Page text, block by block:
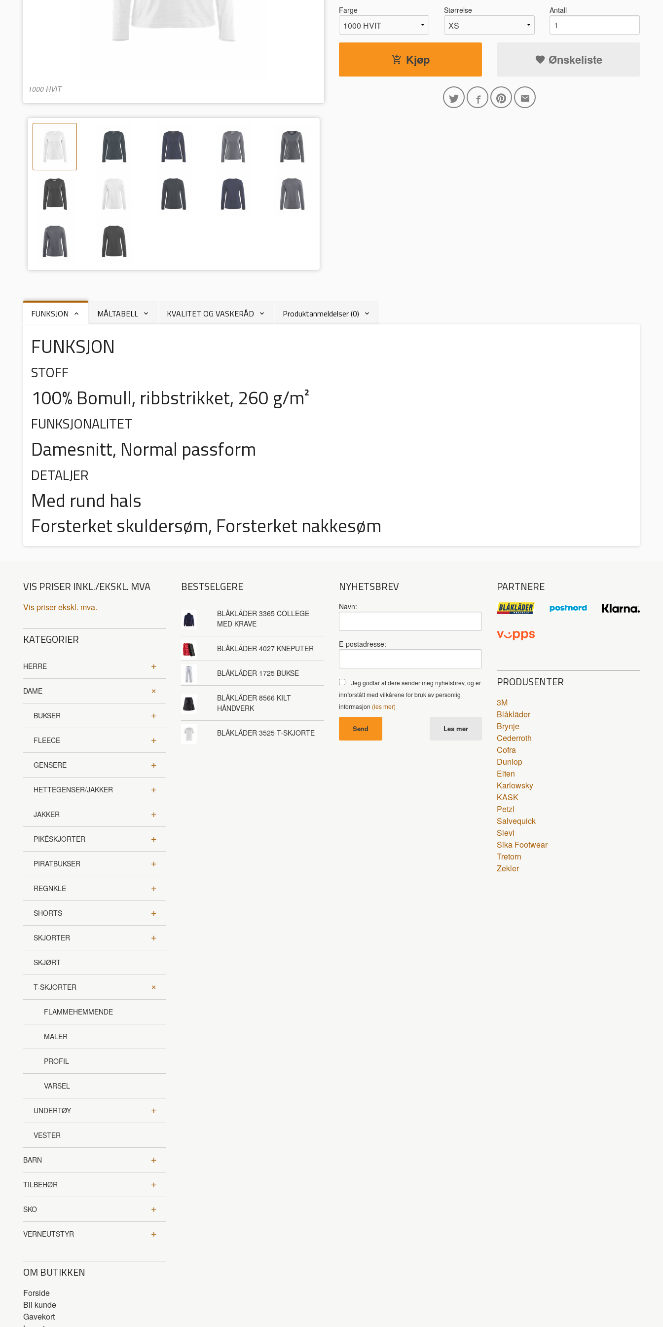
1000 HVIT
Farge Størrelse Antall
Kjøp Ønskeliste
FUNKSJON MÅLTABELL KVALITET OG VASKERÅD Produktanmeldelser (0)
FUNKSJON
STOFF
100% Bomull, ribbstrikket, 260 g/m²
FUNKSJONALITET
Damesnitt, Normal passform
DETALJER
Med rund hals
Forsterket skuldersøm, Forsterket nakkesøm
VIS PRISER INKL./EKSKL. MVA
Vis priser ekskl. mva.
KATEGORIER
HERRE
DAME
BUKSER
FLEECE
GENSERE
HETTEGENSER/JAKKER
JAKKER
PIKÉSKJORTER
PIRATBUKSER
REGNKLE
SHORTS
SKJORTER
SKJØRT
T-SKJORTER
FLAMMEHEMMENDE
MALER
PROFIL
VARSEL
UNDERTØY
VESTER
BARN
TILBEHØR
SKO
VERNEUTSTYR
OM BUTIKKEN
Forside
Bli kunde
Gavekort
BESTSELGERE
BLÅKLÄDER 3365 COLLEGE
MED KRAVE
BLÅKLÄDER 4027 KNEPUTER
BLÅKLÄDER 1725 BUKSE
BLÅKLÄDER 8566 KILT
HÅNDVERK
BLÅKLÄDER 3525 T-SKJORTE
NYHETSBREV
Navn:
E-postadresse:
Jeg godtar at dere sender meg nyhetsbrev, og er
innforstått med vilkårene for bruk av personlig
informasjon (les mer)
Les mer
PARTNERE
PRODUSENTER
3M
Blåkläder
Brynje
Cederroth
Cofra
Dunlop
Elten
Karlowsky
KASK
Petzl
Salvequick
Sievi
Sika Footwear
Tretorn
Zekler